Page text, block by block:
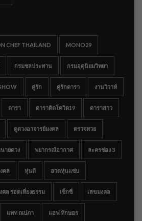
CHEF THAILAND MONO29
กรมชลประทาน กรมอุตุนิยมวิทยา
คู่รัก คู่รักดารา งานวิวาห์
ดารา ดาราติดโควิด19 ดาราสาว
ดูดวงอาจารย์มงคล ตรวจหวย
ายดวง พยากรณ์อากาศ ละครช่อง 3
คล หุ่นดี อวดหุ่นแซ่บ
คล รอดเที่ยงธรรม เซ็กซี่ เลขมงคล
แพท ณปภา แอฟ ทักษอร